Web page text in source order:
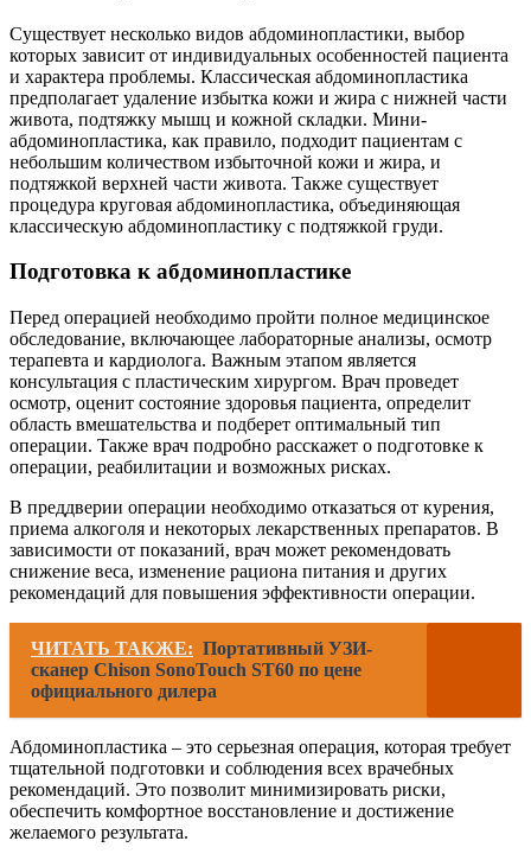
Существует несколько видов абдоминопластики, выбор
которых зависит от индивидуальных особенностей пациента
и характера проблемы. Классическая абдоминопластика
предполагает удаление избытка кожи и жира с нижней части
живота, подтяжку мышц и кожной складки. Мини-
абдоминопластика, как правило, подходит пациентам с
небольшим количеством избыточной кожи и жира, и
подтяжкой верхней части живота. Также существует
процедура круговая абдоминопластика, объединяющая
классическую абдоминопластику с подтяжкой груди.
Подготовка к абдоминопластике
Перед операцией необходимо пройти полное медицинское
обследование, включающее лабораторные анализы, осмотр
терапевта и кардиолога. Важным этапом является
консультация с пластическим хирургом. Врач проведет
осмотр, оценит состояние здоровья пациента, определит
область вмешательства и подберет оптимальный тип
операции. Также врач подробно расскажет о подготовке к
операции, реабилитации и возможных рисках.
В преддверии операции необходимо отказаться от курения,
приема алкоголя и некоторых лекарственных препаратов. В
зависимости от показаний, врач может рекомендовать
снижение веса, изменение рациона питания и других
рекомендаций для повышения эффективности операции.
ЧИТАТЬ ТАКЖЕ: Портативный УЗИ-
сканер Chison SonoTouch ST60 по цене
официального дилера
Абдоминопластика – это серьезная операция, которая требует
тщательной подготовки и соблюдения всех врачебных
рекомендаций. Это позволит минимизировать риски,
обеспечить комфортное восстановление и достижение
желаемого результата.